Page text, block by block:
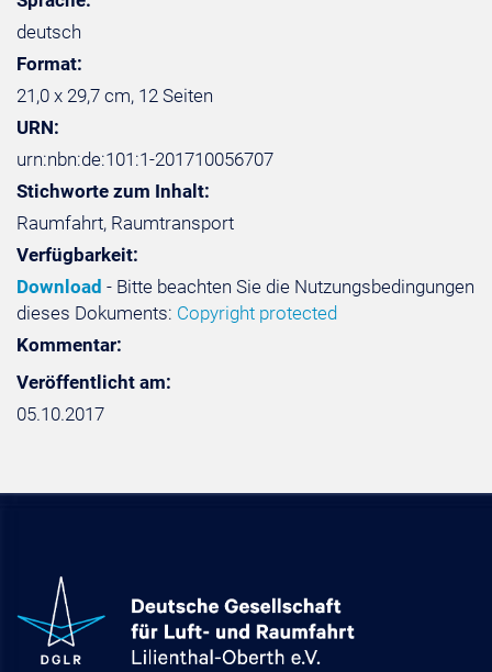
deutsch
Format:
21,0 x 29,7 cm, 12 Seiten
URN:
urn:nbn:de:101:1-201710056707
Stichworte zum Inhalt:
Raumfahrt, Raumtransport
Verfügbarkeit:
Download - Bitte beachten Sie die Nutzungsbedingungen
dieses Dokuments: Copyright protected
Kommentar:
Veröffentlicht am:
05.10.2017